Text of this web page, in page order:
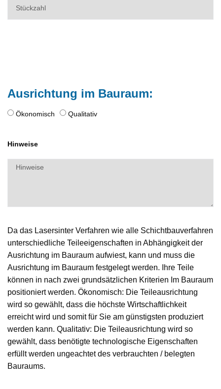
Ausrichtung im Bauraum:
Ökonomisch Qualitativ
Hinweise
Da das Lasersinter Verfahren wie alle Schichtbauverfahren
unterschiedliche Teileeigenschaften in Abhängigkeit der
Ausrichtung im Bauraum aufwiest, kann und muss die
Ausrichtung im Bauraum festgelegt werden. Ihre Teile
können in nach zwei grundsätzlichen Kriterien Im Bauraum
positioniert werden. Ökonomisch: Die Teileausrichtung
wird so gewählt, dass die höchste Wirtschaftlichkeit
erreicht wird und somit für Sie am günstigsten produziert
werden kann. Qualitativ: Die Teileausrichtung wird so
gewählt, dass benötigte technologische Eigenschaften
erfüllt werden ungeachtet des verbrauchten / belegten
Bauraums.